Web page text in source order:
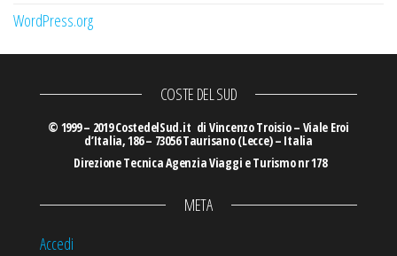
WordPress.org
COSTE DEL SUD
© 1999 – 2019 CostedelSud.it di Vincenzo Troisio – Viale Eroi
d’Italia, 186 – 73056 Taurisano (Lecce) – Italia
Direzione Tecnica Agenzia Viaggi e Turismo nr 178
META
Accedi